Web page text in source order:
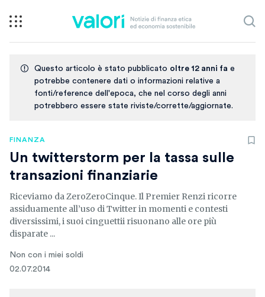
Questo articolo è stato pubblicato oltre 12 anni fa e
potrebbe contenere dati o informazioni relative a
fonti/reference dell'epoca, che nel corso degli anni
potrebbero essere state riviste/corrette/aggiornate.
FINANZA
Un twitterstorm per la tassa sulle
transazioni finanziarie
Riceviamo da ZeroZeroCinque. Il Premier Renzi ricorre
assiduamente all’uso di Twitter in momenti e contesti
diversissimi, i suoi cinguettii risuonano alle ore più
disparate ...
Non con i miei soldi
02.07.2014